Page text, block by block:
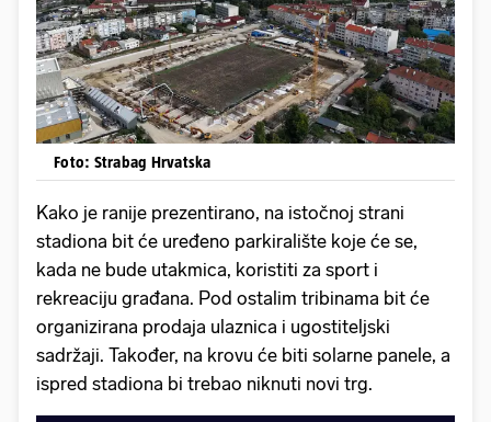
Foto: Strabag Hrvatska
Kako je ranije prezentirano, na istočnoj strani
stadiona bit će uređeno parkiralište koje će se,
kada ne bude utakmica, koristiti za sport i
rekreaciju građana. Pod ostalim tribinama bit će
organizirana prodaja ulaznica i ugostiteljski
sadržaji. Također, na krovu će biti solarne panele, a
ispred stadiona bi trebao niknuti novi trg.